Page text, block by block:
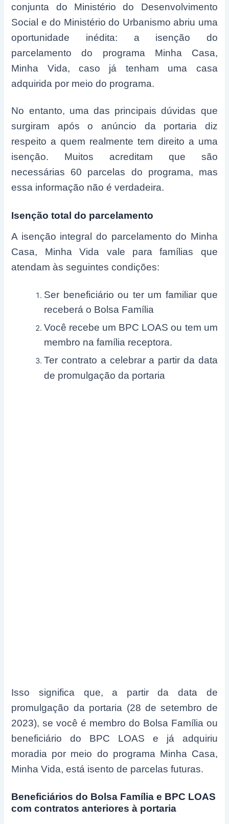
conjunta do Ministério do Desenvolvimento
Social e do Ministério do Urbanismo abriu uma
oportunidade inédita: a isenção do
parcelamento do programa Minha Casa,
Minha Vida, caso já tenham uma casa
adquirida por meio do programa.
No entanto, uma das principais dúvidas que
surgiram após o anúncio da portaria diz
respeito a quem realmente tem direito a uma
isenção. Muitos acreditam que são
necessárias 60 parcelas do programa, mas
essa informação não é verdadeira.
Isenção total do parcelamento
A isenção integral do parcelamento do Minha
Casa, Minha Vida vale para famílias que
atendam às seguintes condições:
Ser beneficiário ou ter um familiar que
receberá o Bolsa Família
Você recebe um BPC LOAS ou tem um
membro na família receptora.
Ter contrato a celebrar a partir da data
de promulgação da portaria
Isso significa que, a partir da data de
promulgação da portaria (28 de setembro de
2023), se você é membro do Bolsa Família ou
beneficiário do BPC LOAS e já adquiriu
moradia por meio do programa Minha Casa,
Minha Vida, está isento de parcelas futuras.
Beneficiários do Bolsa Família e BPC LOAS
com contratos anteriores à portaria